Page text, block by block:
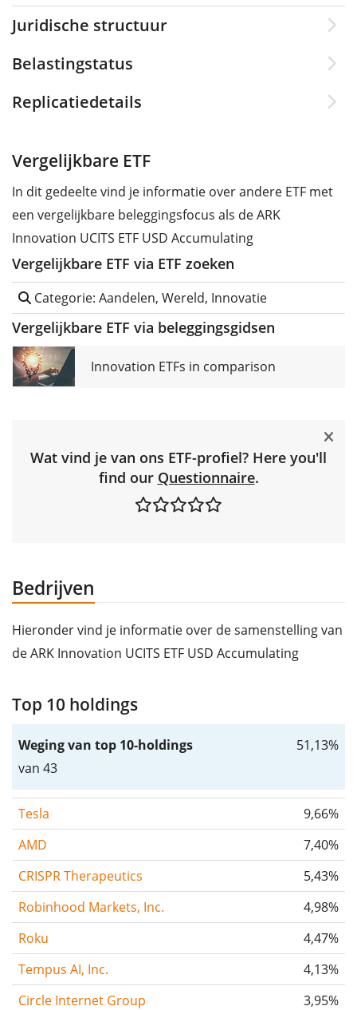
Juridische structuur
Belastingstatus
Replicatiedetails
Vergelijkbare ETF
In dit gedeelte vind je informatie over andere ETF met
een vergelijkbare beleggingsfocus als de ARK
Innovation UCITS ETF USD Accumulating
Vergelijkbare ETF via ETF zoeken
Categorie: Aandelen, Wereld, Innovatie
Vergelijkbare ETF via beleggingsgidsen
Innovation ETFs in comparison
Wat vind je van ons ETF-profiel? Here you'll
find our Questionnaire.
Bedrijven
Hieronder vind je informatie over de samenstelling van
de ARK Innovation UCITS ETF USD Accumulating
Top 10 holdings
Weging van top 10-holdings
van 43
51,13%
Tesla
9,66%
AMD
7,40%
CRISPR Therapeutics
5,43%
Robinhood Markets, Inc.
4,98%
Roku
4,47%
Tempus AI, Inc.
4,13%
Circle Internet Group
3,95%